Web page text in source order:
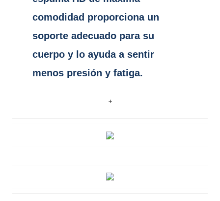
comodidad proporciona un
soporte adecuado para su
cuerpo y lo ayuda a sentir
menos presión y fatiga.